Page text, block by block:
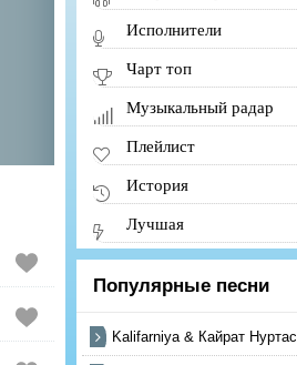
Исполнители
Чарт топ
Музыкальный радар
Плейлист
История
Лучшая
Популярные песни
Kalifarniya & Кайрат Нуртас